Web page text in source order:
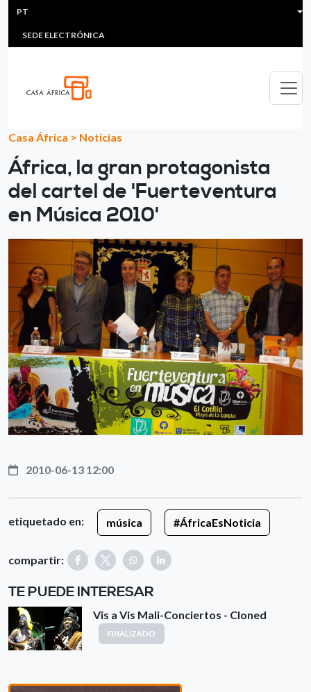
Passar para o conteúdo principal
HEADER MENU
MULTIMEDIA
SEDE ELECTRÓNICA
PT
Casa África > Noticias
África, la gran protagonista
del cartel de 'Fuerteventura
en Música 2010'
2010-06-13 12:00
etiquetado en: música #ÁfricaEsNoticia
compartir:
TE PUEDE INTERESAR
Vis a Vis Mali-Conciertos - Cloned
FINALIZADO